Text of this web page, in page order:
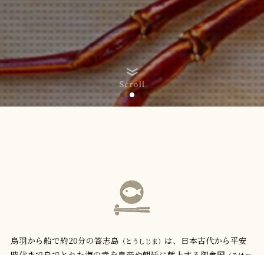
Scroll
鳥羽から船で約20分の答志島 （とうしじま） は、日本古代から平安